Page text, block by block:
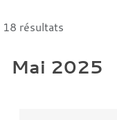
18 résultats
Mai 2025